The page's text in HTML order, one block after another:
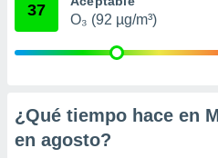
publicidad
37
O₃ (92 µg/m³)
¿Qué tiempo hace en
en agosto?